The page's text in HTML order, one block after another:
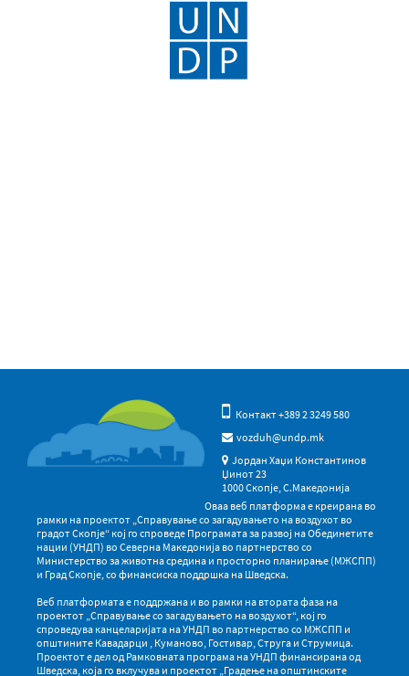
Контакт +389 2 3249 580
vozduh@undp.mk
Јордан Хаџи Константинов
Џинот 23
1000 Скопје, С.Македонија
Оваа веб платформа е креирана во
рамки на проектот „Справување со загадувањето на воздухот во
градот Скопје“ кој го спроведе Програмата за развој на Обединетите
нации (УНДП) во Северна Македонија во партнерство со
Министерство за животна средина и просторно планирање (МЖСПП)
и Град Скопје, со финансиска поддршка на Шведска.
Веб платформата е поддржана и во рамки на втората фаза на
проектот „Справување со загадувањето на воздухот“, кој го
спроведува канцеларијата на УНДП во партнерство со МЖСПП и
општините Кавадарци , Куманово, Гостивар, Струга и Струмица.
Проектот е дел од Рамковната програма на УНДП финансирана од
Шведска, која го вклучува и проектот „Градење на општинските